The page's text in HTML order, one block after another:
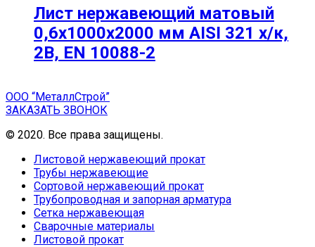
Лист нержавеющий матовый
0,6х1000х2000 мм AISI 321 х/к,
2B, EN 10088-2
ООО “МеталлСтрой”
ЗАКАЗАТЬ ЗВОНОК
© 2020. Все права защищены.
Листовой нержавеющий прокат
Трубы нержавеющие
Сортовой нержавеющий прокат
Трубопроводная и запорная арматура
Сетка нержавеющая
Сварочные материалы
Листовой прокат